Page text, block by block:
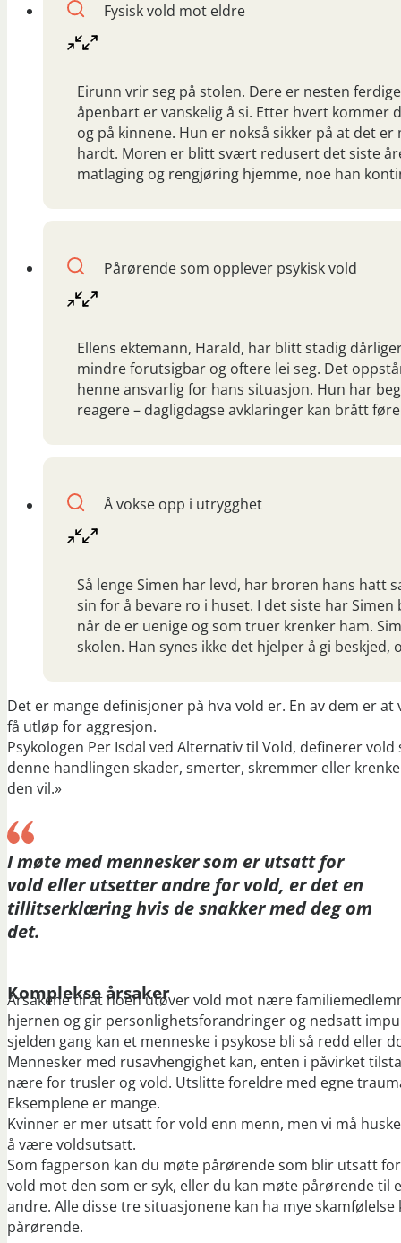
Fysisk vold mot eldre
Eirunn vrir seg på stolen. Dere er nesten
åpenbart er vanskelig å si. Etter hvert
og på kinnene. Hun er nokså sikker på at det
hardt. Moren er blitt svært redusert det siste
matlaging og rengjøring hjemme, noe han
Pårørende som opplever psykisk vold
Ellens ektemann, Harald, har blitt stadig
mindre forutsigbar og oftere lei seg. Det
henne ansvarlig for hans situasjon. Hun har
reagere – dagligdagse avklaringer kan brått
Å vokse opp i utrygghet
Så lenge Simen har levd, har broren hans
sin for å bevare ro i huset. I det siste har
når de er uenige og som truer krenker ham.
skolen. Han synes ikke det hjelper å gi beskjed,
Det er mange definisjoner på hva vold er. En av dem er
få utløp for aggresjon.
Psykologen Per Isdal ved Alternativ til Vold, definerer
denne handlingen skader, smerter, skremmer eller
den vil.»
I møte med mennesker som er utsatt for
vold eller utsetter andre for vold, er det en
tillitserklæring hvis de snakker med deg om
det.
Komplekse årsaker
Årsakene til at noen utøver vold mot nære
hjernen og gir personlighetsforandringer og nedsatt
sjelden gang kan et menneske i psykose bli så redd
Mennesker med rusavhengighet kan, enten i påvirket
nære for trusler og vold. Utslitte foreldre med egne
Eksemplene er mange.
Kvinner er mer utsatt for vold enn menn, men vi må
å være voldsutsatt.
Som fagperson kan du møte pårørende som blir utsatt
vold mot den som er syk, eller du kan møte pårørende
andre. Alle disse tre situasjonene kan ha mye
pårørende.